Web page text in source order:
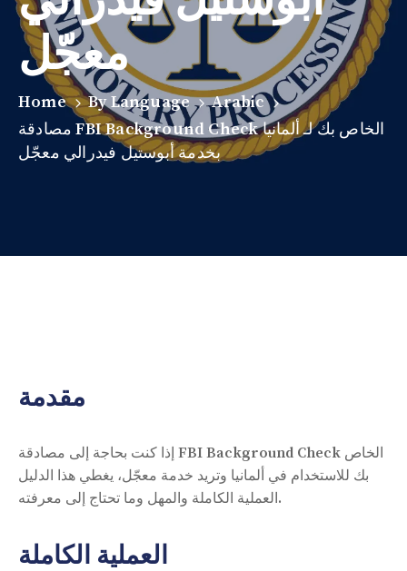
معجّل
Home By Language
Arabic
مصادقة FBI Background Check الخاص بك لـ ألمانيا
بخدمة أبوستيل فيدرالي معجّل
مقدمة
إذا كنت بحاجة إلى مصادقة FBI Background Check الخاص
بك للاستخدام في ألمانيا وتريد خدمة معجّل، يغطي هذا الدليل
العملية الكاملة والمهل وما تحتاج إلى معرفته.
العملية الكاملة